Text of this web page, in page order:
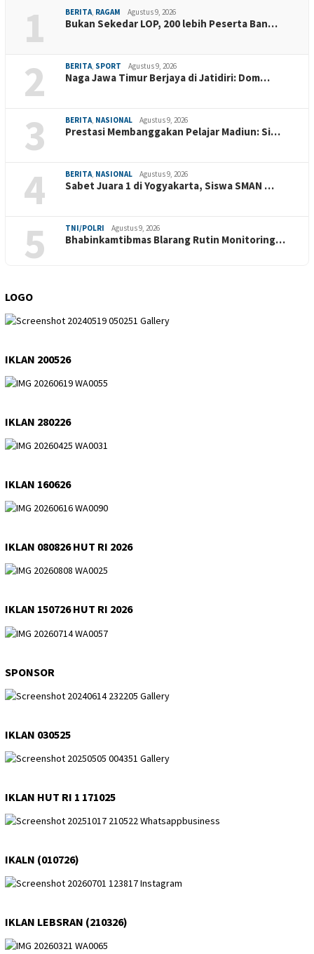
1 BERITA, RAGAM Agustus 9, 2026
Bukan Sekedar LOP, 200 lebih Peserta Ban…
2 BERITA, SPORT Agustus 9, 2026
Naga Jawa Timur Berjaya di Jatidiri: Dom…
3 BERITA, NASIONAL Agustus 9, 2026
Prestasi Membanggakan Pelajar Madiun: Si…
4 BERITA, NASIONAL Agustus 9, 2026
Sabet Juara 1 di Yogyakarta, Siswa SMAN …
5 TNI/POLRI Agustus 9, 2026
Bhabinkamtibmas Blarang Rutin Monitoring…
LOGO
IKLAN 200526
IKLAN 280226
IKLAN 160626
IKLAN 080826 HUT RI 2026
IKLAN 150726 HUT RI 2026
SPONSOR
IKLAN 030525
IKLAN HUT RI 1 171025
IKALN (010726)
IKLAN LEBSRAN (210326)